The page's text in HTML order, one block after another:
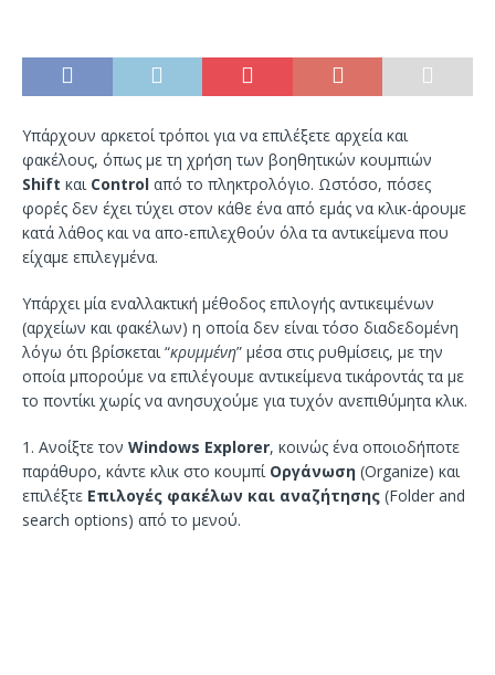
Υπάρχουν αρκετοί τρόποι για να επιλέξετε αρχεία και
φακέλους, όπως με τη χρήση των βοηθητικών κουμπιών
Shift και Control από το πληκτρολόγιο. Ωστόσο, πόσες
φορές δεν έχει τύχει στον κάθε ένα από εμάς να κλικ-άρουμε
κατά λάθος και να απο-επιλεχθούν όλα τα αντικείμενα που
είχαμε επιλεγμένα.
Υπάρχει μία εναλλακτική μέθοδος επιλογής αντικειμένων
(αρχείων και φακέλων) η οποία δεν είναι τόσο διαδεδομένη
λόγω ότι βρίσκεται “κρυμμένη” μέσα στις ρυθμίσεις, με την
οποία μπορούμε να επιλέγουμε αντικείμενα τικάροντάς τα με
το ποντίκι χωρίς να ανησυχούμε για τυχόν ανεπιθύμητα κλικ.
1. Ανοίξτε τον Windows Explorer, κοινώς ένα οποιοδήποτε
παράθυρο, κάντε κλικ στο κουμπί Οργάνωση (Organize) και
επιλέξτε Επιλογές φακέλων και αναζήτησης (Folder and
search options) από το μενού.